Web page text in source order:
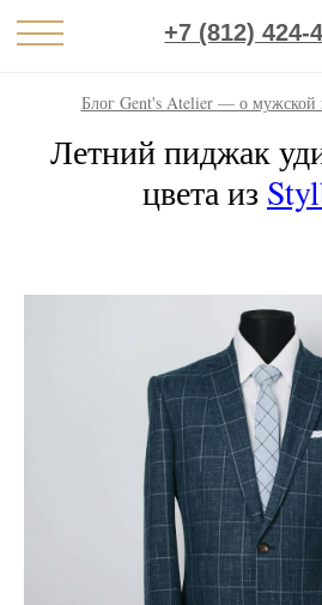
+7 (812) 424-46-69
Блог Gent's Atelier — о мужской
Летний пиджак
цвета из